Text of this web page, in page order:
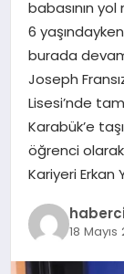
YAŞAM
babasının yol
6
burada
Joseph
Lisesi’nde
Karabük’e
öğrenci
Kariyeri Erkan
18